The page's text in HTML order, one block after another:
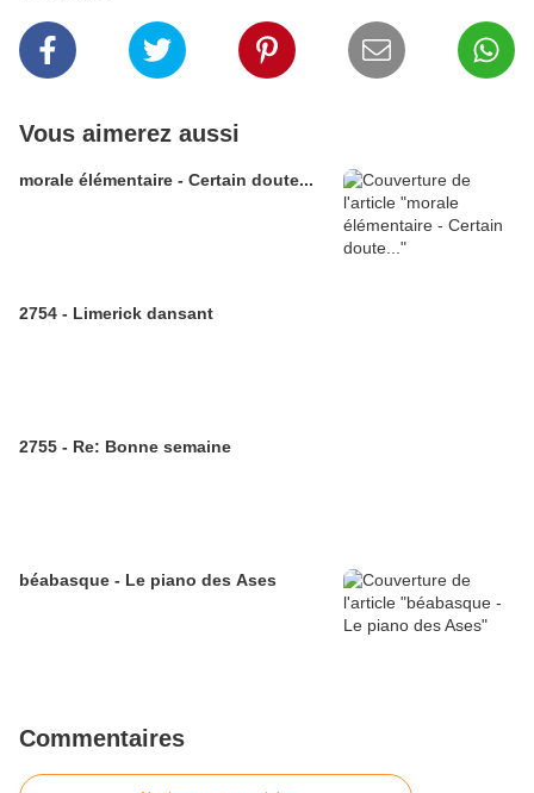
Vous aimerez aussi
morale élémentaire - Certain doute...
2754 - Limerick dansant
2755 - Re: Bonne semaine
béabasque - Le piano des Ases
Commentaires